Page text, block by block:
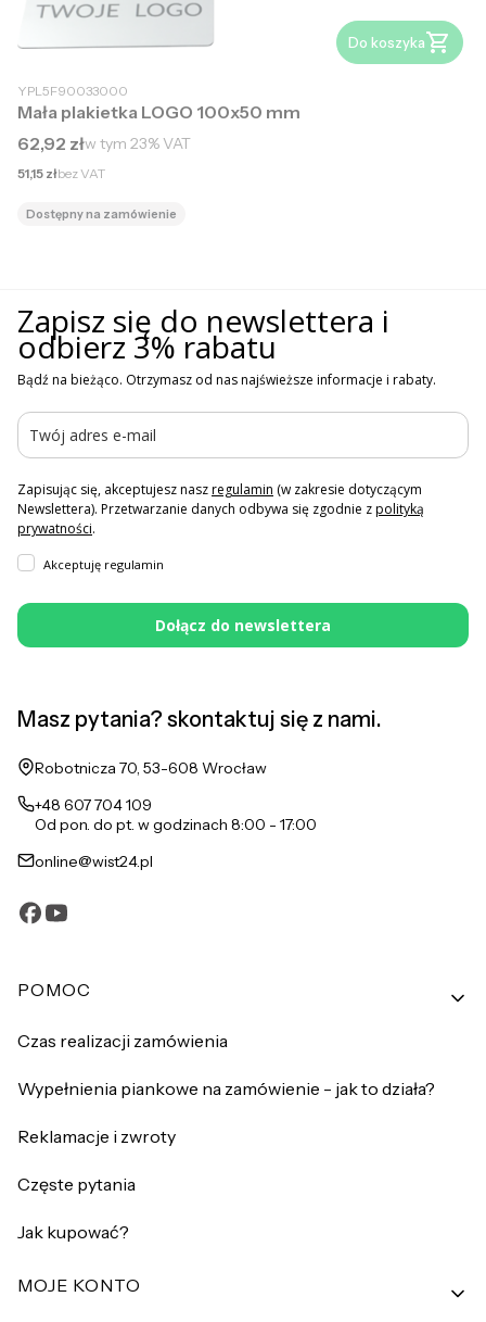
Do koszyka
YPL5F90033000
Mała plakietka LOGO 100x50 mm
Cena brutto
62,92 złw tym 23%VAT
Cena netto
51,15 złbez VAT
Dostępny na zamówienie
Zapisz się do newslettera i
odbierz 3% rabatu
Bądź na bieżąco. Otrzymasz od nas najświeższe informacje i rabaty.
Zapisując się, akceptujesz naszregulamin (w zakresie dotyczącym
Newslettera). Przetwarzanie danych odbywa się zgodnie zpolityką
prywatności.
Akceptuję regulamin
Dołącz do newslettera
Masz pytania? skontaktuj się z nami.
Adres:
Robotnicza 70, 53-608 Wrocław
+48 607 704 109
Od pon. do pt. w godzinach 8:00 - 17:00
online@wist24.pl
Linki w stopce
POMOC
Czas realizacji zamówienia
Wypełnienia piankowe na zamówienie - jak to działa?
Reklamacje i zwroty
Częste pytania
Jak kupować?
MOJE KONTO